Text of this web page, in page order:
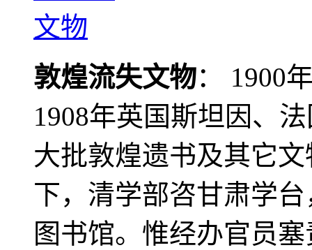
敦煌流失文物： 1900
1908年英国斯坦因、
大批敦煌遗书及其它
下，清学部咨甘肃学
图书馆。惟经办官员